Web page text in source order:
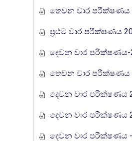
තෙවන වාර පරීක්ෂණය 2011 - මහින්ද
ප්‍රථම වාර පරීක්ෂණය 2013 - මහින්ද
දෙවන වාර පරීක්ෂණය-2013 ,මහින්ද රාජපක්ෂ
තෙවන වාර පරීක්ෂණය 2013 -
දෙවන වාර පරීක්ෂණය 2014, ශ්‍රී ජයවර්ධනපුර
දෙවන වාර පරීක්ෂණය 2015, ඩී.එස්.සේනානායක
දෙවන වාර පරීක්ෂණය -